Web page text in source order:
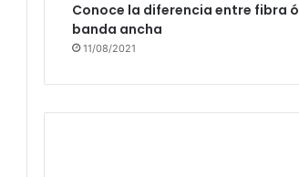
Conoce la diferencia entre fibra
banda ancha
11/08/2021